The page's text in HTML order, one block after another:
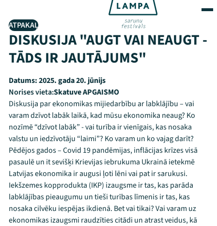
ATPAKAĻ
DISKUSIJA "AUGT VAI NEAUGT -
TĀDS IR JAUTĀJUMS"
Datums:2025. gada 20. jūnijs
Norises vieta:Skatuve APGAISMO
Diskusija par ekonomikas mijiedarbību ar labklājību – vai
varam dzīvot labāk laikā, kad mūsu ekonomika neaug? Ko
nozīmē “dzīvot labāk” - vai turība ir vienīgais, kas nosaka
valstu un iedzīvotāju “laimi”? Ko varam un ko vajag darīt?
Pēdējos gados – Covid 19 pandēmijas, inflācijas krīzes visā
pasaulē un it sevišķi Krievijas iebrukuma Ukrainā ietekmē
Latvijas ekonomika ir augusi ļoti lēni vai pat ir sarukusi.
Iekšzemes kopprodukta (IKP) izaugsme ir tas, kas parāda
labklājības pieaugumu un tieši turības līmenis ir tas, kas
nosaka cilvēku iespējas ikdienā. Bet vai tikai? Vai varam uz
ekonomikas izaugsmi raudzīties citādi un atrast veidus, kā